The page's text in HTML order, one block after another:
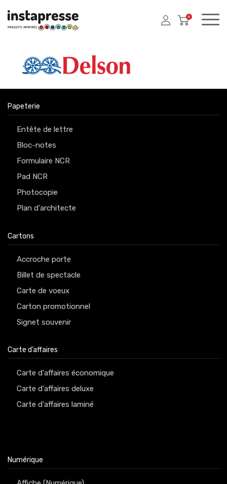
0
Papeterie
Entête de lettre
Bloc-notes
Formulaire NCR
Pad NCR
Photocopie
Plan d'architecte
Cartons
Accroche porte
Billet de spectacle
Carte de voeux
Carton promotionnel
Signet souvenir
Carte d’affaires
Carte d'affaires économique
Carte d'affaires deluxe
Carte d'affaires laminé
Numérique